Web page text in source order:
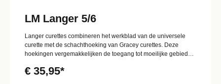
LM Langer 5/6
Langer curettes combineren het werkblad van de universele
curette met de schachthoeking van Gracey curettes. Deze
hoekingen vergemakkelijken de toegang tot moeilijke gebieden
hetzelfde instrumentuiteinde worden behandeld.- Ontworpen
€ 35,95*